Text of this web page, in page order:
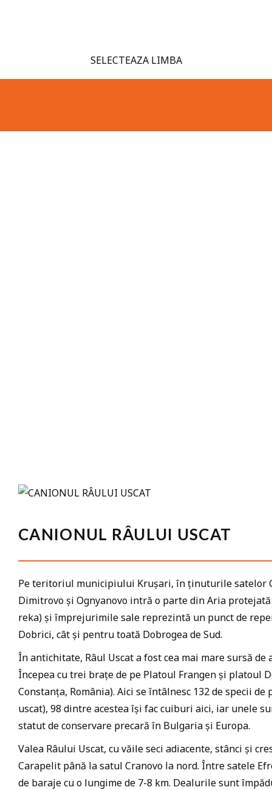
SELECTEAZA LIMBA
CANIONUL RÂULUI USCAT
Pe teritoriul municipiului Krușari, în ținuturile satelor
Dimitrovo și Ognyanovo intră o parte din Aria
reka) și împrejurimile sale reprezintă un punct de
Dobrici, cât și pentru toată Dobrogea de Sud.
În antichitate, Râul Uscat a fost cea mai mare sursă
Începea cu trei brațe de pe Platoul Frangen și platoul
Constanța, România). Aici se întâlnesc 132 de specii
uscat), 98 dintre acestea își fac cuiburi aici, iar unele
statut de conservare precară în Bulgaria și Europa.
Valea Râului Uscat, cu văile seci adiacente, stânci și
Carapelit până la satul Cranovo la nord. Între satele
de baraje cu o lungime de 7-8 km. Dealurile sunt